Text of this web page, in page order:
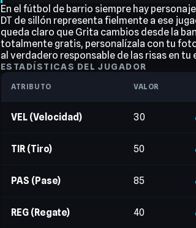
En el fútbol de barrio siempre hay
DT de sillón representa fielmente a ese
queda claro que Grita cambios desde la
totalmente gratis, personalízala con tu
al verdadero responsable de las risas en tu
ESTADÍSTICAS DEL JUGADOR
ATRIBUTO VALOR
VEL (Velocidad) 30
TIR (Tiro) 50
PAS (Pase) 85
REG (Regate) 40